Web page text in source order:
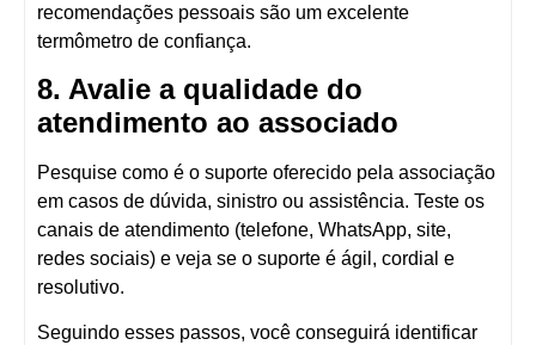
recomendações pessoais são um excelente
termômetro de confiança.
8. Avalie a qualidade do
atendimento ao associado
Pesquise como é o suporte oferecido pela associação
em casos de dúvida, sinistro ou assistência. Teste os
canais de atendimento (telefone, WhatsApp, site,
redes sociais) e veja se o suporte é ágil, cordial e
resolutivo.
Seguindo esses passos, você conseguirá identificar